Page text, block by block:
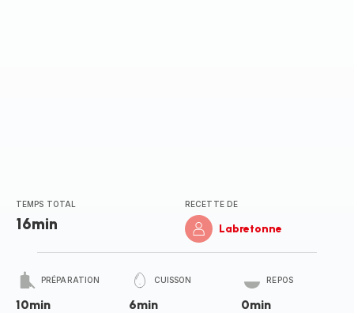
TEMPS TOTAL
16min
RECETTE DE
Labretonne
PRÉPARATION
10min
CUISSON
6min
REPOS
0min